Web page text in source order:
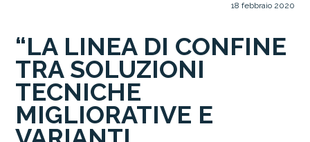
18 febbraio 2020
“LA LINEA DI CONFINE
TRA SOLUZIONI
TECNICHE
MIGLIORATIVE E